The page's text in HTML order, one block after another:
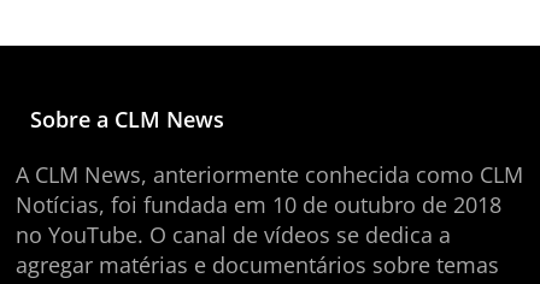
Sobre a CLM News
A CLM News, anteriormente conhecida como CLM
Notícias, foi fundada em 10 de outubro de 2018
no YouTube. O canal de vídeos se dedica a
agregar matérias e documentários sobre temas